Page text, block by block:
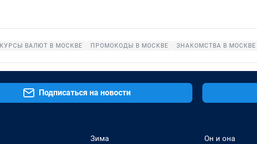
КУРСЫ ВАЛЮТ В МОСКВЕ ПРОМОКОДЫ В МОСКВЕ ЗНАКОМСТВА В МОСКВЕ
Подписаться на новости
Зима
Он и она